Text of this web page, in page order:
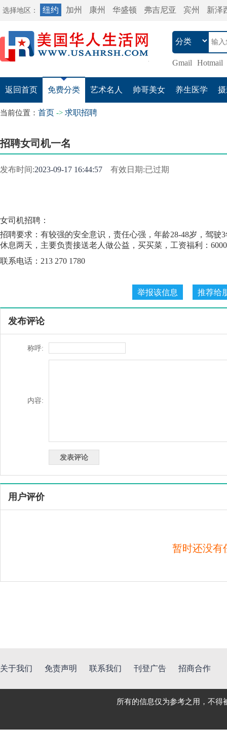
选择地区： 纽约 加州 康州 华盛顿 弗吉尼亚 宾州 新泽
Gmail Hotmail
返回首页 免费分类 艺术名人 帅哥美女 养生医学
当前位置： 首页 -> 求职招聘
招聘女司机一名
发布时间:2023-09-17 16:44:57 有效日期:已过期
女司机招聘：
招聘要求：有较强的安全意识，责任心强，年龄28-48岁，驾
休息两天，主要负责接送老人做公益，买买菜，工资福利：
联系电话：213 270 1780
发布评论
称呼:
内容:
用户评价
暂时还没有
关于我们 免责声明 联系我们 刊登广告 招商合作
所有的信息仅为参考之用，不